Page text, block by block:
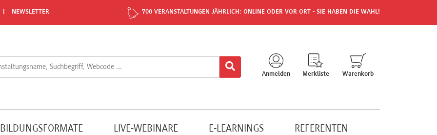
NEWSLETTER 700 VERANSTALTUNGEN JÄHRLICH: ONLINE ODER VOR ORT - SIE HABEN DIE WAHL!
Anmelden Merkliste Warenkorb
LIVE-WEBINARE E-LEARNINGS REFERENTEN